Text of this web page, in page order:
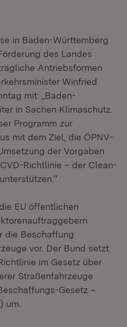
in Baden-Württemberg
des Landes
Antriebsformen
Winfried
mit: „Baden-
in Sachen Klimaschutz.
Programm zur
mit dem Ziel, die ÖPNV-
der Vorgaben
Richtlinie – der Clean-
EU öffentlichen
die Beschaffung
vor. Der Bund setzt
im Gesetz über
Straßenfahrzeuge
Gesetz –
um.